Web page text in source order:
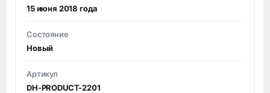
15 июня 2018 года
Состояние
Новый
Артикул
DH-PRODUCT-2201